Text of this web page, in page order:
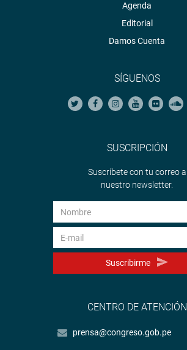
Agenda
Editorial
Damos Cuenta
SÍGUENOS
SUSCRIPCIÓN
Suscríbete con tu correo a
nuestro newsletter.
Suscribirme
CENTRO DE ATENCIÓN
prensa@congreso.gob.pe